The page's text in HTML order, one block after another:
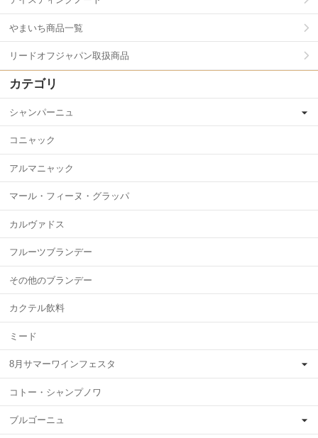
やまいち商品一覧
リードオフジャパン取扱商品
カテゴリ
シャンパーニュ
コニャック
アルマニャック
マール・フィーヌ・グラッパ
カルヴァドス
フルーツブランデー
その他のブランデー
カクテル飲料
ミード
8月サマーワインフェスタ
コトー・シャンプノワ
ブルゴーニュ